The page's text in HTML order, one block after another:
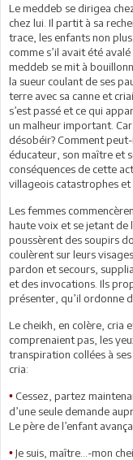
Le meddeb se dirigea
chez lui. Il partit à sa
trace, les enfants non
comme s’il avait été
meddeb se mit à
la sueur coulant de ses
terre avec sa canne et
s’est passé et ce qui
un malheur important.
désobéir? Comment
éducateur, son maître et
conséquences de cette
villageois catastrophes et
Les femmes
haute voix et se jetant de
poussèrent des soupirs
coulèrent sur leurs
pardon et secours,
et des invocations. Ils
présenter, qu’il ordonne
Le cheikh, en colère, cria
comprenaient pas, les
transpiration collées à
cria:
• Cessez, partez
d’une seule demande
Le père de l’enfant
• Je suis, maître…-mon